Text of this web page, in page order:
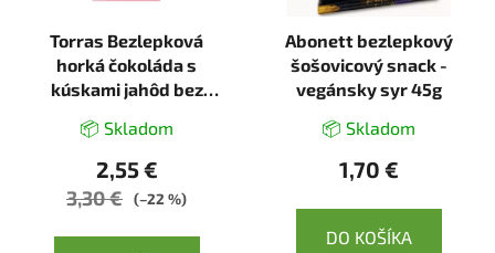
Torras Bezlepková
horká čokoláda s
kúskami jahôd bez
sladidlom, vegan (75g)
📦 Skladom
2,55 €
3,30 € (–22 %)
Abonett bezlepkový
šošovicový snack -
vegánsky syr 45g
📦 Skladom
1,70 €
DO KOŠÍKA